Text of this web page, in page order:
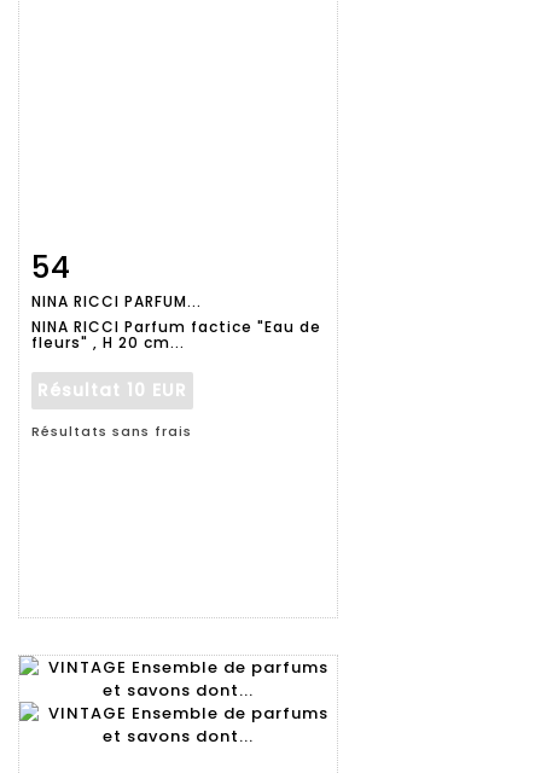
détaillée
54
NINA RICCI PARFUM...
NINA RICCI Parfum factice "Eau de
fleurs" , H 20 cm...
Résultat 10 EUR
Résultats sans frais